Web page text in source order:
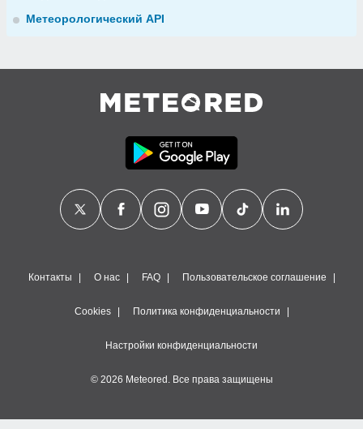
Метеорологический API
Контакты О нас FAQ Пользовательское соглашение
Cookies Политика конфиденциальности
Настройки конфиденциальности
© 2026 Meteored. Все права защищены